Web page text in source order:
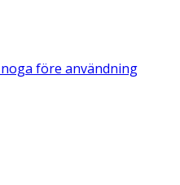
före användning